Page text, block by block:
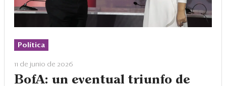
Política
11 de junio de 2026
BofA: un eventual triunfo de